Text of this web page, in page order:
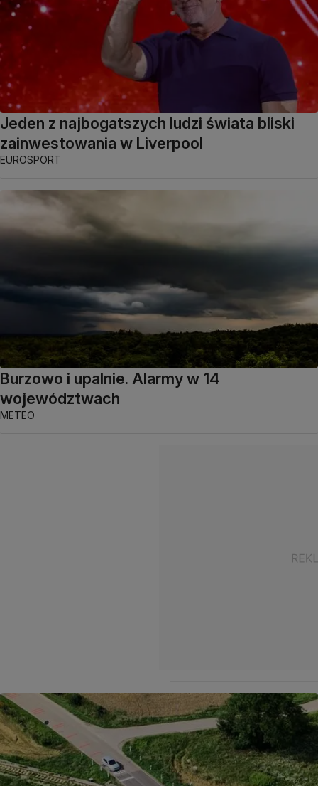
Jeden z najbogatszych ludzi świata bliski
zainwestowania w Liverpool
EUROSPORT
Burzowo i upalnie. Alarmy w 14
województwach
METEO